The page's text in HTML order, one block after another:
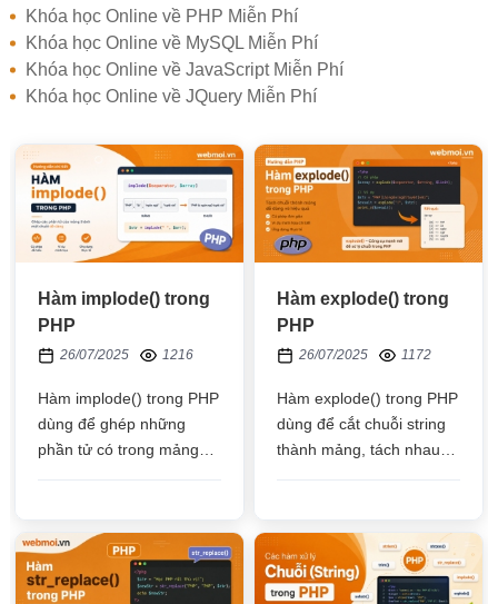
Khóa học Online về PHP Miễn Phí
Khóa học Online về MySQL Miễn Phí
Khóa học Online về JavaScript Miễn Phí
Khóa học Online về JQuery Miễn Phí
Hàm implode() trong
PHP
26/07/2025 1216
Hàm implode() trong PHP
dùng để ghép những
phần tử có trong mảng
gạch ngang
Hàm explode() trong
PHP
26/07/2025 1172
Hàm explode() trong PHP
dùng để cắt chuỗi string
thành mảng, tách nhau